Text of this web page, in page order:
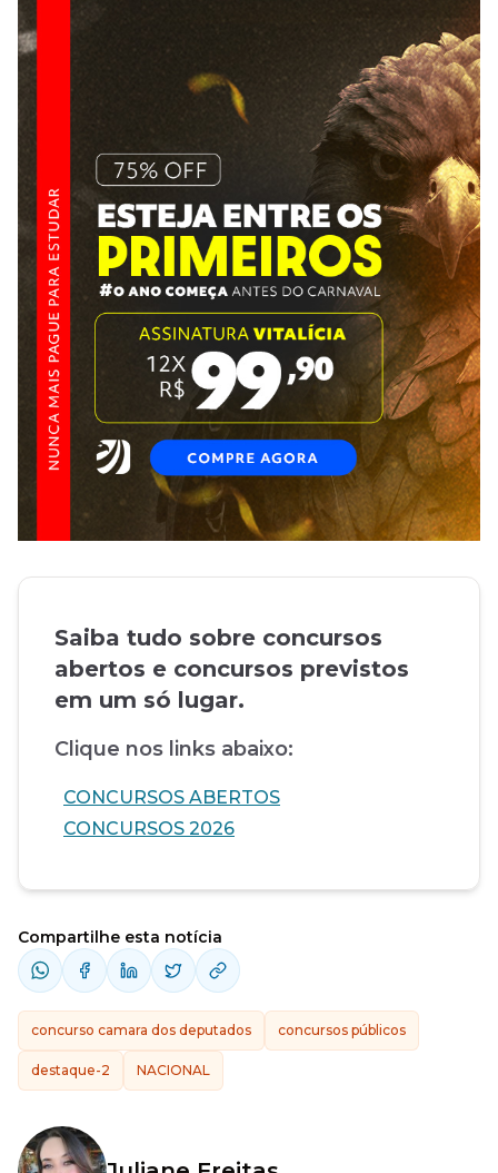
Saiba tudo sobre concursos
abertos e concursos previstos
em um só lugar.
Clique nos links abaixo:
CONCURSOS ABERTOS
CONCURSOS 2026
Compartilhe esta notícia
concurso camara dos deputados concursos públicos
destaque-2 NACIONAL